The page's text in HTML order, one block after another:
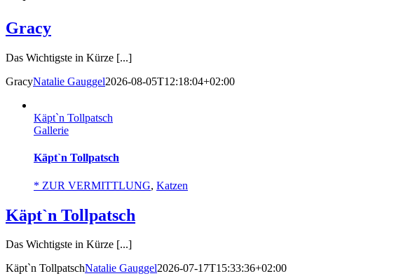
Gracy
Das Wichtigste in Kürze [...]
GracyNatalie Gauggel2026-08-05T12:18:04+02:00
Käptˋn Tollpatsch
Gallerie
Käptˋn Tollpatsch
* ZUR VERMITTLUNG, Katzen
Käptˋn Tollpatsch
Das Wichtigste in Kürze [...]
Käptˋn TollpatschNatalie Gauggel2026-07-17T15:33:36+02:00